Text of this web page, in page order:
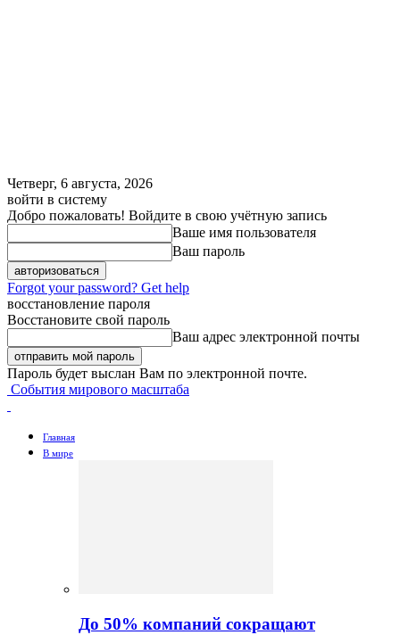
Четверг, 6 августа, 2026
войти в систему
Добро пожаловать! Войдите в свою учётную запись
Ваше имя пользователя
Ваш пароль
Forgot your password? Get help
восстановление пароля
Восстановите свой пароль
Ваш адрес электронной почты
Пароль будет выслан Вам по электронной почте.
События мирового масштаба
Главная
В мире
До 50% компаний сокращают